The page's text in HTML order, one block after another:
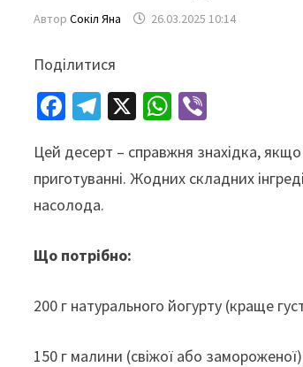
АвторСокіл Яна 26.03.2025 10:14
Поділитися
Fa
b
o
o
k
Te
gr
a
m
X
W
at
sA
er
Цей десерт – справжня знахідка,
приготуванні. Жодних складних
насолода.
Що потрібно:
200 г натурального йогурту (краще
150 г малини (свіжої або замороженої)